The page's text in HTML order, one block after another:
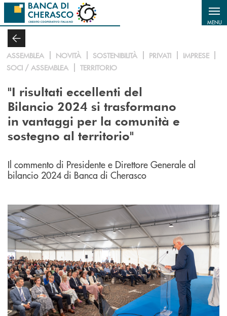
Salta al contenuto principale
MENU
ASSEMBLEA NOVITÀ SOSTENIBILITÀ PRIVATI
IMPRESE
SOCI / ASSEMBLEA
TERRITORIO
"I risultati eccellenti del
Bilancio 2024 si trasformano
in vantaggi per la comunità e
sostegno al territorio"
Il commento di Presidente e Direttore Generale al
bilancio 2024 di Banca di Cherasco